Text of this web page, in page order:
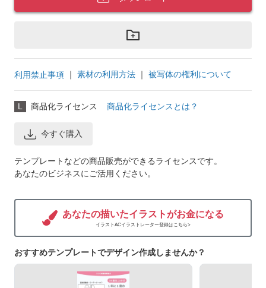
利用禁止事項 ｜ 素材の利用方法 ｜ 被写体の権利について
L 商品化ライセンス 商品化ライセンスとは？
今すぐ購入
テンプレートなどの商品販売ができるライセンスです。
あなたのビジネスにご活用ください。
あなたの描いたイラストがお金になる
イラストACイラストレーター登録はこちら>
おすすめテンプレートでデザイン作成しませんか？